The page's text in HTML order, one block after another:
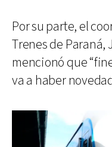
Por su parte, el
Trenes de Paraná,
mencionó que
va a haber